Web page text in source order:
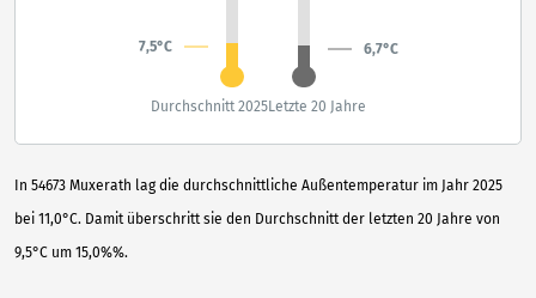
In 54673 Muxerath lag die durchschnittliche Außentemperatur im Jahr 2025
bei 11,0°C. Damit überschritt sie den Durchschnitt der letzten 20 Jahre von
9,5°C um 15,0%%.
7,5°C 6,7°C
Durchschnitt 2025Letzte 20 Jahre